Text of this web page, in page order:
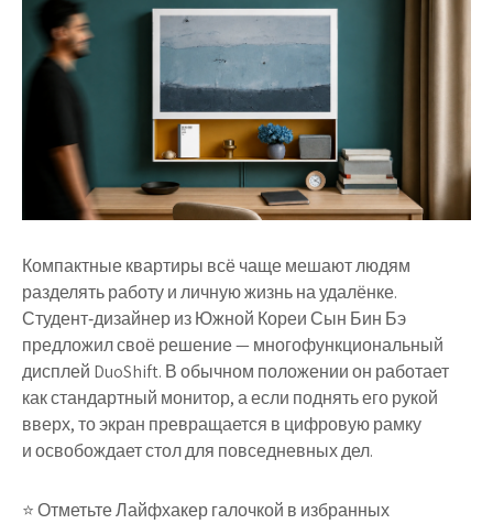
Компактные квартиры всё чаще мешают людям
разделять работу и личную жизнь на удалёнке.
Студент‑дизайнер из Южной Кореи Сын Бин Бэ
предложил своё решение — многофункциональный
дисплей DuoShift. В обычном положении он работает
как стандартный монитор, а если поднять его рукой
вверх, то экран превращается в цифровую рамку
и освобождает стол для повседневных дел.
⭐ Отметьте Лайфхакер галочкой в избранных